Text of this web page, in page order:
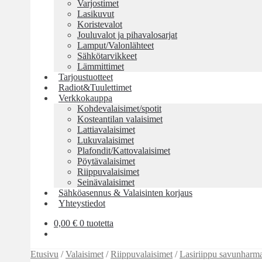
Varjostimet
Lasikuvut
Koristevalot
Jouluvalot ja pihavalosarjat
Lamput/Valonlähteet
Sähkötarvikkeet
Lämmittimet
Tarjoustuotteet
Radiot&Tuulettimet
Verkkokauppa
Kohdevalaisimet/spotit
Kosteantilan valaisimet
Lattiavalaisimet
Lukuvalaisimet
Plafondit/Kattovalaisimet
Pöytävalaisimet
Riippuvalaisimet
Seinävalaisimet
Sähköasennus & Valaisinten korjaus
Yhteystiedot
0,00 € 0 tuotetta
Etusivu /Valaisimet /Riippuvalaisimet /Lasiriippu